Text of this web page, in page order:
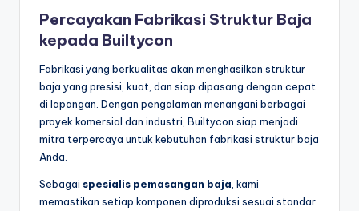
Percayakan Fabrikasi Struktur Baja
kepada Builtycon
Fabrikasi yang berkualitas akan menghasilkan struktur
baja yang presisi, kuat, dan siap dipasang dengan cepat
di lapangan. Dengan pengalaman menangani berbagai
proyek komersial dan industri, Builtycon siap menjadi
mitra terpercaya untuk kebutuhan fabrikasi struktur baja
Anda.
Sebagai spesialis pemasangan baja, kami
memastikan setiap komponen diproduksi sesuai standar